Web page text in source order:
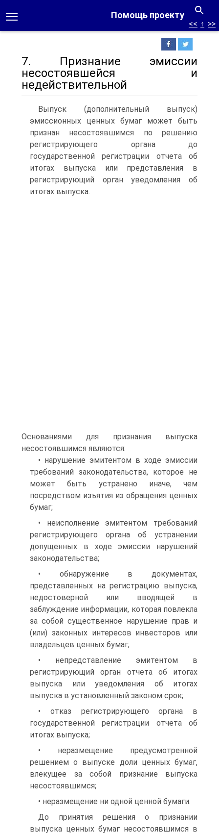
Помощь проекту
<< ↑ >>
7. Признание эмиссии
несостоявшейся и
недействительной
Выпуск (дополнительный выпуск)
эмиссионных ценных бумаг может быть
признан несостоявшимся по решению
регистрирующего органа до
государственной регистрации отчета об
итогах выпуска или представления в
регистрирующий орган уведомления об
итогах выпуска.
Основаниями для признания выпуска
несостоявшимся являются:
• нарушение эмитентом в ходе эмиссии
требований законодательства, которое не
может быть устранено иначе, чем
посредством изъятия из обращения ценных
бумаг;
• неисполнение эмитентом требований
регистрирующего органа об устранении
допущенных в ходе эмиссии нарушений
законодательства;
• обнаружение в документах,
представленных на регистрацию выпуска,
недостоверной или вводящей в
заблуждение информации, которая повлекла
за собой существенное нарушение прав и
(или) законных интересов инвесторов или
владельцев ценных бумаг;
• непредставление эмитентом в
регистрирующий орган отчета об итогах
выпуска или уведомления об итогах
выпуска в установленный законом срок;
• отказ регистрирующего органа в
государственной регистрации отчета об
итогах выпуска;
• неразмещение предусмотренной
решением о выпуске доли ценных бумаг,
влекущее за собой признание выпуска
несостоявшимся;
• неразмещение ни одной ценной бумаги.
До принятия решения о признании
выпуска ценных бумаг несостоявшимся в